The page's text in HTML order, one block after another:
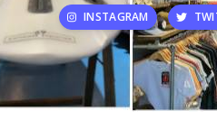
INSTAGRAM